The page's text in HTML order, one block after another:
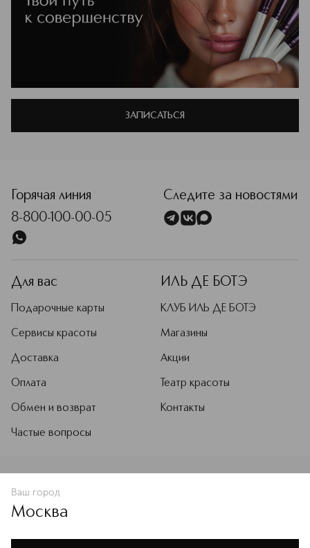
ЗАПИСАТЬСЯ
Горячая линия
8-800-100-00-05
Следите за новостями
Для вас
Подарочные карты
Сервисы красоты
Доставка
Оплата
Обмен и возврат
Частые вопросы
ИЛЬ ДЕ БОТЭ
КЛУБ ИЛЬ ДЕ БОТЭ
Магазины
Акции
Театр красоты
Контакты
Ваш город
Москва